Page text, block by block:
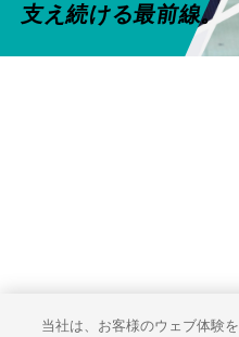
支え続ける最前線。
当社は、お客様のウェブ体験